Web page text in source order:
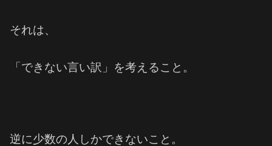
それは、
「できない言い訳」を考えること。
逆に少数の人しかできないこと。